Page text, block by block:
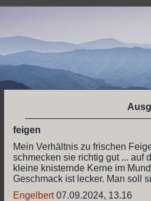
feigen
Mein Verhältnis zu frischen
schmecken sie richtig gut ... auf
kleine knisternde Kerne im
Geschmack ist lecker. Man soll
Engelbert07.09.2024, 13.16